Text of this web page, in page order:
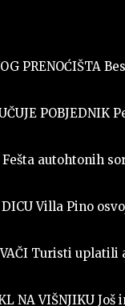
PRENOĆIŠTA
POBJEDNIK
Fešta autohtonih
DICU Villa Pino
Turisti uplatili
NA VIŠNJIKU